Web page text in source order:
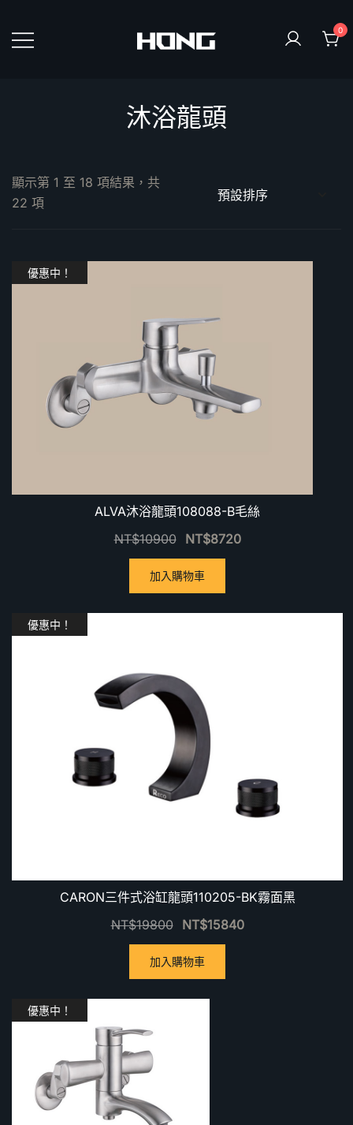
content
0
沐浴龍頭
顯示第 1 至 18 項結果，共
22 項
優惠中！
ALVA沐浴龍頭108088-B毛絲
NT$10900 NT$8720
加入購物車
優惠中！
CARON三件式浴缸龍頭110205-BK霧面黑
NT$19800 NT$15840
加入購物車
優惠中！